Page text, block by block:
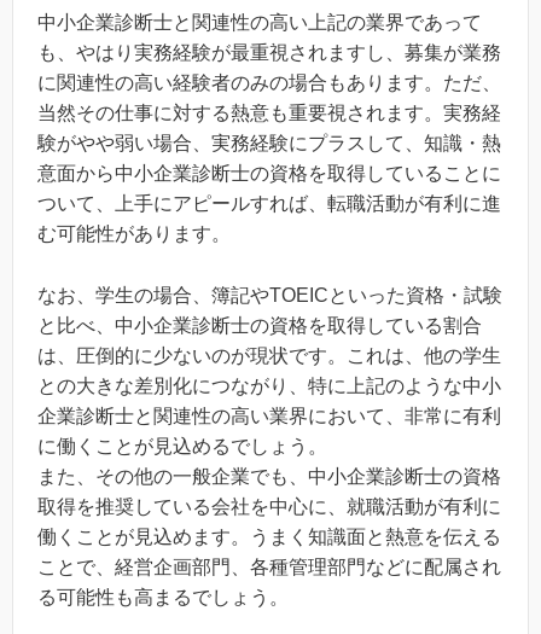
中小企業診断士と関連性の高い上記の業界であって
も、やはり実務経験が最重視されますし、募集が業務
に関連性の高い経験者のみの場合もあります。ただ、
当然その仕事に対する熱意も重要視されます。実務経
験がやや弱い場合、実務経験にプラスして、知識・熱
意面から中小企業診断士の資格を取得していることに
ついて、上手にアピールすれば、転職活動が有利に進
む可能性があります。
なお、学生の場合、簿記やTOEICといった資格・試験
と比べ、中小企業診断士の資格を取得している割合
は、圧倒的に少ないのが現状です。これは、他の学生
との大きな差別化につながり、特に上記のような中小
企業診断士と関連性の高い業界において、非常に有利
に働くことが見込めるでしょう。
また、その他の一般企業でも、中小企業診断士の資格
取得を推奨している会社を中心に、就職活動が有利に
働くことが見込めます。うまく知識面と熱意を伝える
ことで、経営企画部門、各種管理部門などに配属され
る可能性も高まるでしょう。